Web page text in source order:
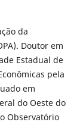
da
Doutor em
Estadual de
pela
em
do Oeste do
Observatório